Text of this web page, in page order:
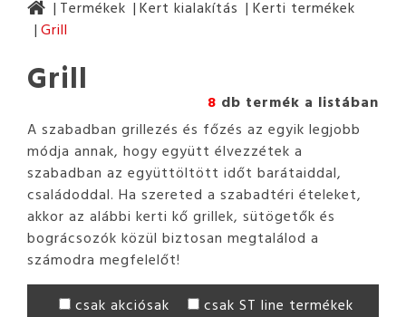
Termékek Kert kialakítás
Kerti termékek
Grill
Grill
8 db termék a listában
A szabadban grillezés és főzés az egyik legjobb
módja annak, hogy együtt élvezzétek a
szabadban az együttöltött időt barátaiddal,
családoddal. Ha szereted a szabadtéri ételeket,
akkor az alábbi kerti kő grillek, sütögetők és
bográcsozók közül biztosan megtalálod a
számodra megfelelőt!
csak akciósak csak ST line termékek